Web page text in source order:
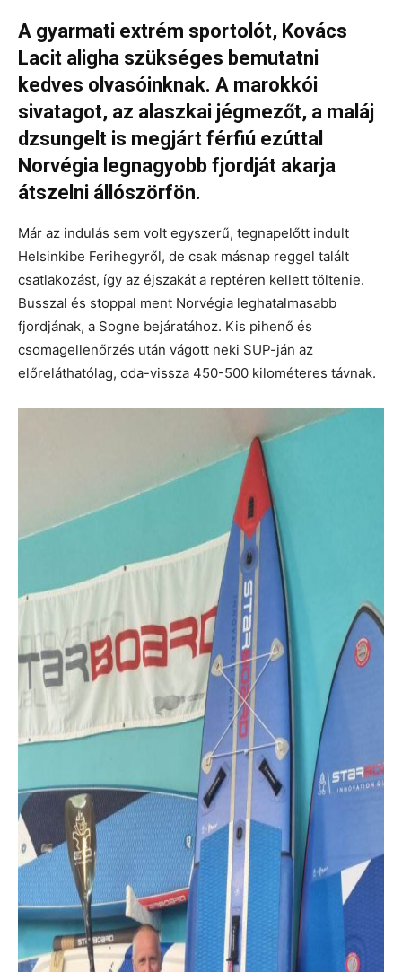
A gyarmati extrém sportolót, Kovács
Lacit aligha szükséges bemutatni
kedves olvasóinknak. A marokkói
sivatagot, az alaszkai jégmezőt, a maláj
dzsungelt is megjárt férfiú ezúttal
Norvégia legnagyobb fjordját akarja
átszelni állószörfön.
Már az indulás sem volt egyszerű, tegnapelőtt indult
Helsinkibe Ferihegyről, de csak másnap reggel talált
csatlakozást, így az éjszakát a reptéren kellett töltenie.
Busszal és stoppal ment Norvégia leghatalmasabb
fjordjának, a Sogne bejáratához. Kis pihenő és
csomagellenőrzés után vágott neki SUP-ján az
előreláthatólag, oda-vissza 450-500 kilométeres távnak.